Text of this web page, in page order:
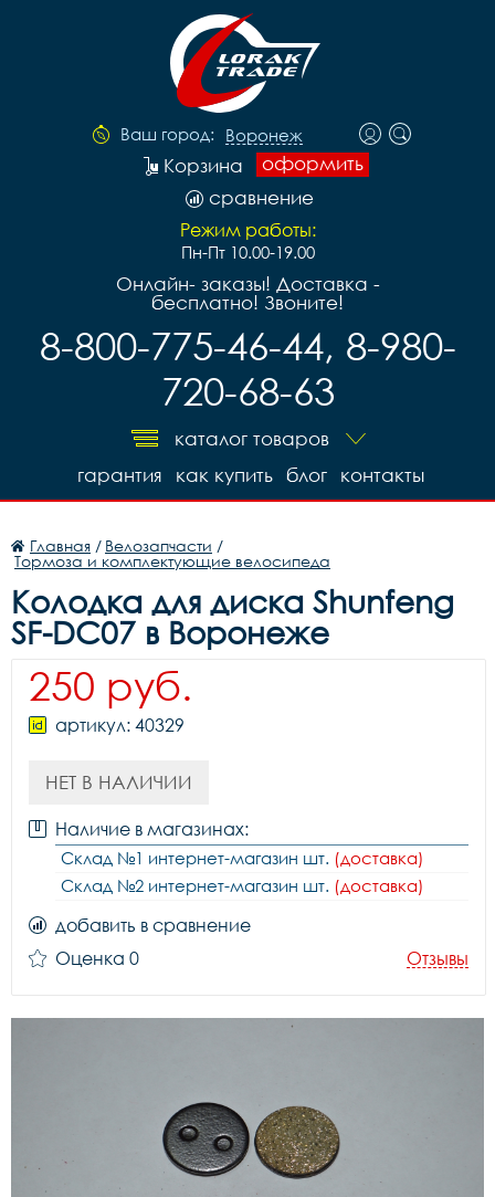
Ваш город: Воронеж
оформить
Корзина
сравнение
Режим работы:
Пн-Пт 10.00-19.00
Онлайн- заказы! Доставка -
бесплатно! Звоните!
8-800-775-46-44, 8-980-
720-68-63
каталог товаров
контакты
блог
как купить
гарантия
Главная / Велозапчасти /
Тормоза и комплектующие велосипеда
Колодка для диска Shunfeng
SF-DC07 в Воронеже
250 руб.
артикул: 40329
НЕТ В НАЛИЧИИ
Наличие в магазинах:
Склад №1 интернет-магазин шт. (доставка)
Склад №2 интернет-магазин шт. (доставка)
добавить в сравнение
Оценка 0
Отзывы